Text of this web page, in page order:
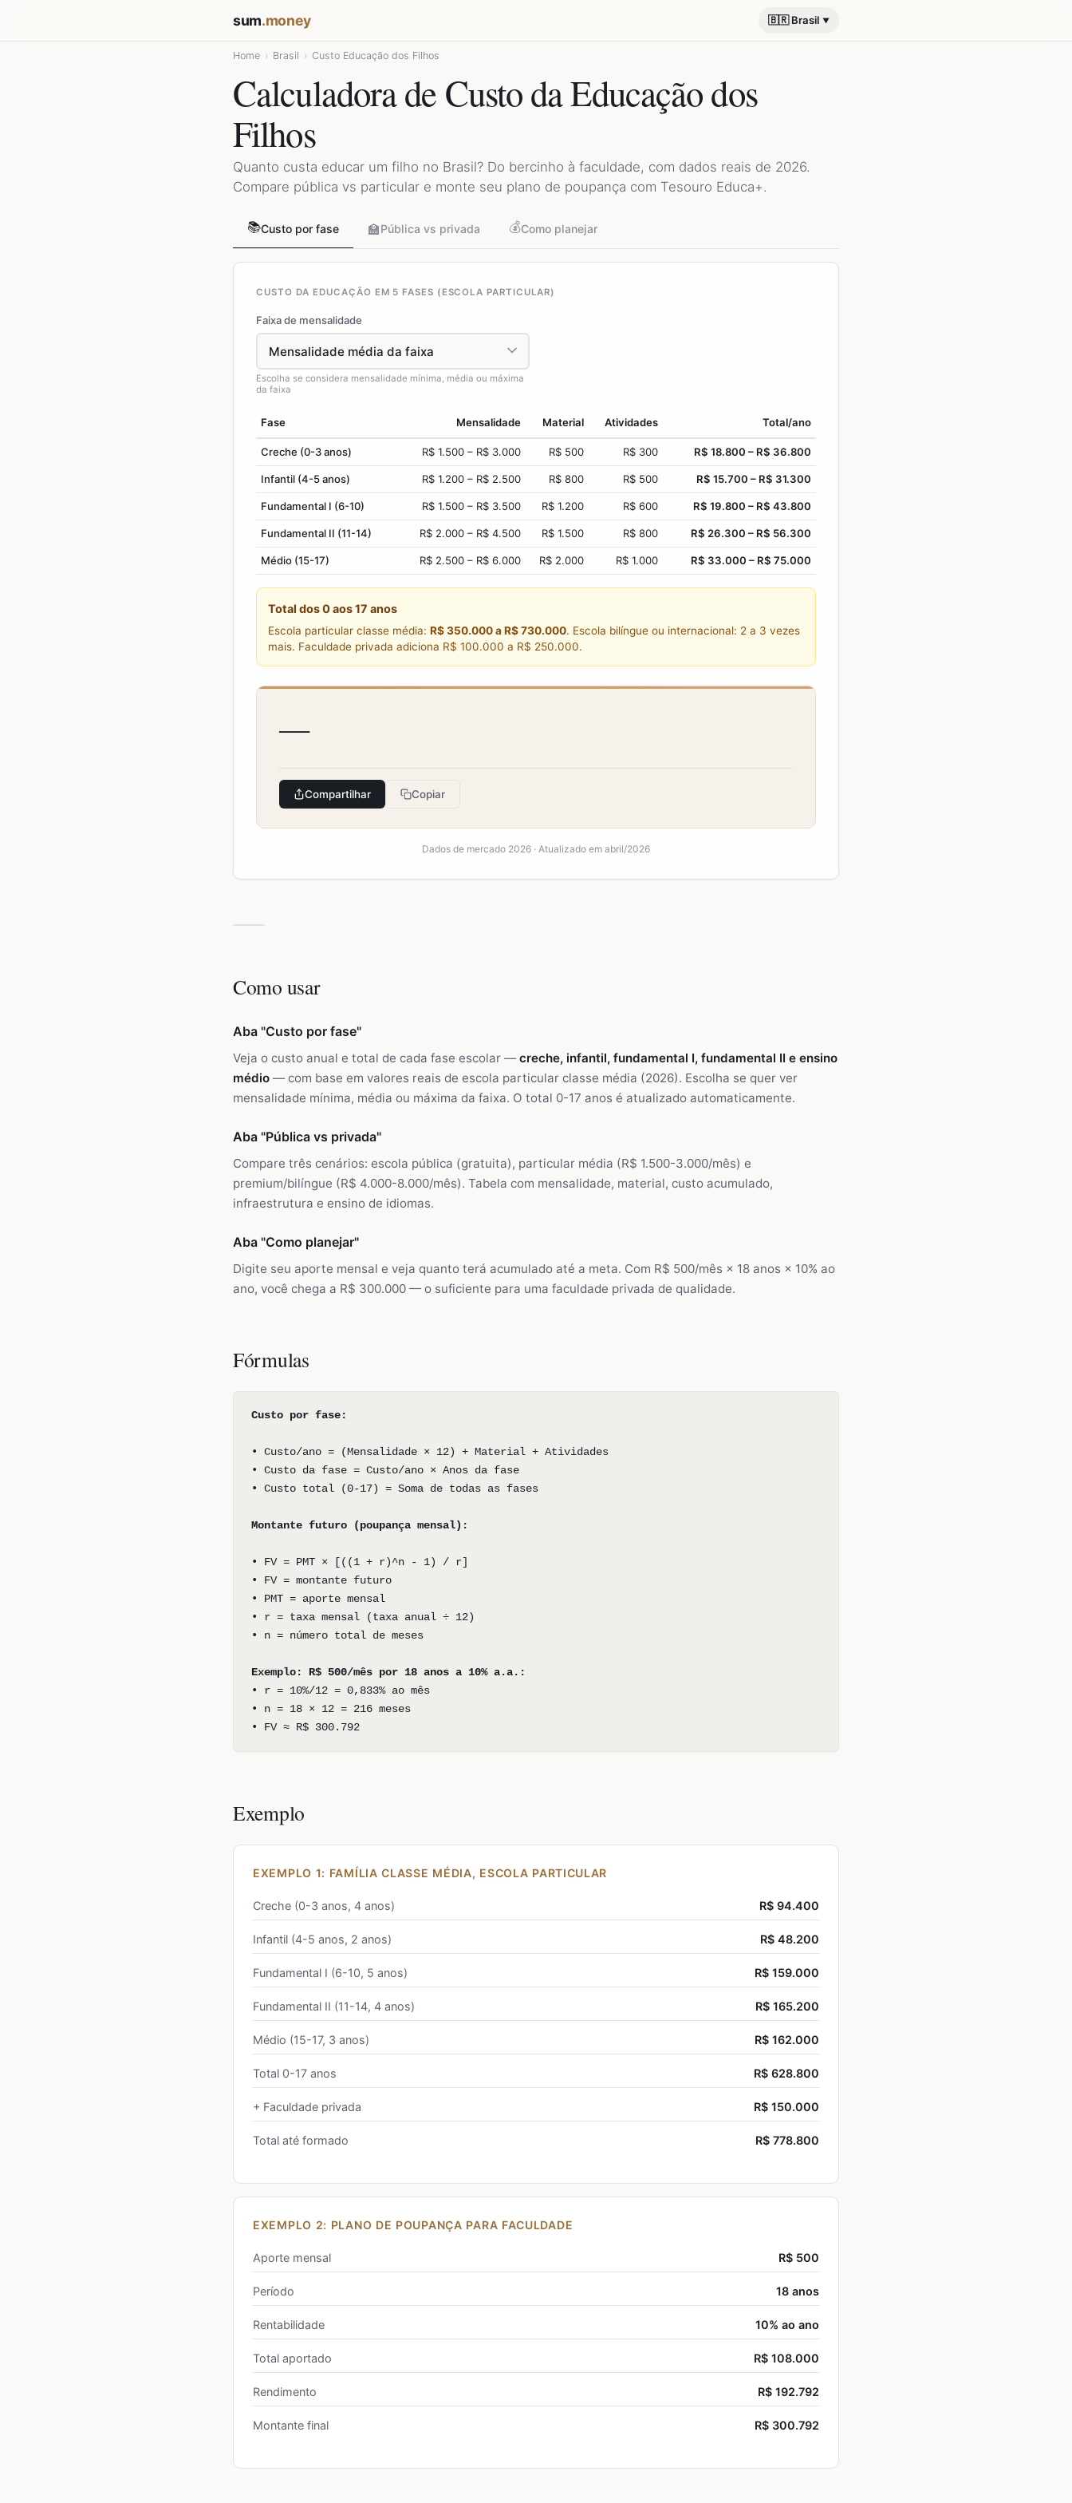
sum.money 🇧🇷 Brasil
Home › Brasil › Custo Educação dos Filhos
Calculadora de Custo da Educação dos
Filhos
Quanto custa educar um filho no Brasil? Do bercinho à faculdade, com dados reais de 2026.
Compare pública vs particular e monte seu plano de poupança com Tesouro Educa+.
📚Custo por fase 🏫Pública vs privada 💰Como planejar
CUSTO DA EDUCAÇÃO EM 5 FASES (ESCOLA PARTICULAR)
Faixa de mensalidade
Escolha se considera mensalidade mínima, média ou máxima
da faixa
Fase Mensalidade Material Atividades Total/ano
Creche (0-3 anos) R$ 1.500 – R$ 3.000 R$ 500 R$ 300 R$ 18.800 – R$ 36.800
Infantil (4-5 anos) R$ 1.200 – R$ 2.500 R$ 800 R$ 500 R$ 15.700 – R$ 31.300
Fundamental I (6-10) R$ 1.500 – R$ 3.500 R$ 1.200 R$ 600 R$ 19.800 – R$ 43.800
Fundamental II (11-14) R$ 2.000 – R$ 4.500 R$ 1.500 R$ 800 R$ 26.300 – R$ 56.300
Médio (15-17) R$ 2.500 – R$ 6.000 R$ 2.000 R$ 1.000 R$ 33.000 – R$ 75.000
Total dos 0 aos 17 anos
Escola particular classe média: R$ 350.000 a R$ 730.000. Escola bilíngue ou internacional: 2 a 3 vezes
mais. Faculdade privada adiciona R$ 100.000 a R$ 250.000.
—
Compartilhar Copiar
Dados de mercado 2026 · Atualizado em abril/2026
Como usar
Aba "Custo por fase"
Veja o custo anual e total de cada fase escolar — creche, infantil, fundamental I, fundamental II e ensino
médio — com base em valores reais de escola particular classe média (2026). Escolha se quer ver
mensalidade mínima, média ou máxima da faixa. O total 0-17 anos é atualizado automaticamente.
Aba "Pública vs privada"
Compare três cenários: escola pública (gratuita), particular média (R$ 1.500-3.000/mês) e
premium/bilíngue (R$ 4.000-8.000/mês). Tabela com mensalidade, material, custo acumulado,
infraestrutura e ensino de idiomas.
Aba "Como planejar"
Digite seu aporte mensal e veja quanto terá acumulado até a meta. Com R$ 500/mês × 18 anos × 10% ao
ano, você chega a R$ 300.000 — o suficiente para uma faculdade privada de qualidade.
Fórmulas
Custo por fase:
• Custo/ano = (Mensalidade × 12) + Material + Atividades
• Custo da fase = Custo/ano × Anos da fase
• Custo total (0-17) = Soma de todas as fases
Montante futuro (poupança mensal):
• FV = PMT × [((1 + r)^n - 1) / r]
• FV = montante futuro
• PMT = aporte mensal
• r = taxa mensal (taxa anual ÷ 12)
• n = número total de meses
Exemplo: R$ 500/mês por 18 anos a 10% a.a.:
• r = 10%/12 = 0,833% ao mês
• n = 18 × 12 = 216 meses
• FV ≈ R$ 300.792
Exemplo
EXEMPLO 1: FAMÍLIA CLASSE MÉDIA, ESCOLA PARTICULAR
Creche (0-3 anos, 4 anos) R$ 94.400
Infantil (4-5 anos, 2 anos) R$ 48.200
Fundamental I (6-10, 5 anos) R$ 159.000
Fundamental II (11-14, 4 anos) R$ 165.200
Médio (15-17, 3 anos) R$ 162.000
Total 0-17 anos R$ 628.800
+ Faculdade privada R$ 150.000
Total até formado R$ 778.800
EXEMPLO 2: PLANO DE POUPANÇA PARA FACULDADE
Aporte mensal R$ 500
Período 18 anos
Rentabilidade 10% ao ano
Total aportado R$ 108.000
Rendimento R$ 192.792
Montante final R$ 300.792